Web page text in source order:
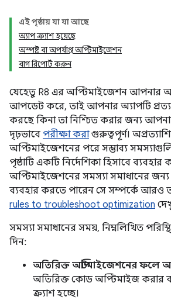
এই পৃষ্ঠায় যা যা আছে
অ্যাপ ক্র্যাশ হয়েছে
অস্পষ্ট বা অপর্যাপ্ত অপ্টিমাইজেশন
বাগ রিপোর্ট করুন
যেহেতু R8 এর অপ্টিমাইজেশন আপনার
আপডেট করে, তাই আপনার অ্যাপটি
করছে কিনা তা নিশ্চিত করার জন্য
দৃঢ়ভাবে পরীক্ষা করাগুরুত্বপূর্ণ।
অপ্টিমাইজেশনের পরে সম্ভাব্য
পৃষ্ঠাটি একটি নির্দেশিকা হিসাবে
অপ্টিমাইজেশনের সমস্যা সমাধানের
ব্যবহার করতে পারেন সে সম্পর্কে আরও
rules to troubleshoot optimization
সমস্যা সমাধানের সময়, নিম্নলিখিত
দিন:
অতিরিক্ত অপ্টিমাইজেশনের ফলে
অতিরিক্ত কোড অপ্টিমাইজ করার
ক্র্যাশ হচ্ছে।